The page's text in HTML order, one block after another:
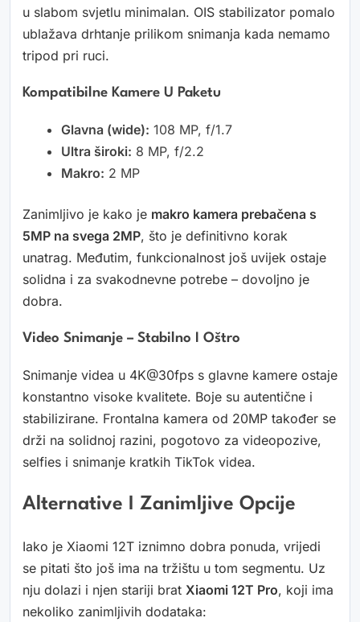
u slabom svjetlu minimalan. OIS stabilizator pomalo
ublažava drhtanje prilikom snimanja kada nemamo
tripod pri ruci.
Kompatibilne Kamere U Paketu
Glavna (wide): 108 MP, f/1.7
Ultra široki: 8 MP, f/2.2
Makro: 2 MP
Zanimljivo je kako je makro kamera prebačena s
5MP na svega 2MP, što je definitivno korak
unatrag. Međutim, funkcionalnost još uvijek ostaje
solidna i za svakodnevne potrebe – dovoljno je
dobra.
Video Snimanje – Stabilno I Oštro
Snimanje videa u 4K@30fps s glavne kamere ostaje
konstantno visoke kvalitete. Boje su autentične i
stabilizirane. Frontalna kamera od 20MP također se
drži na solidnoj razini, pogotovo za videopozive,
selfies i snimanje kratkih TikTok videa.
Alternative I Zanimljive Opcije
Iako je Xiaomi 12T iznimno dobra ponuda, vrijedi
se pitati što još ima na tržištu u tom segmentu. Uz
nju dolazi i njen stariji brat Xiaomi 12T Pro, koji ima
nekoliko zanimljivih dodataka: